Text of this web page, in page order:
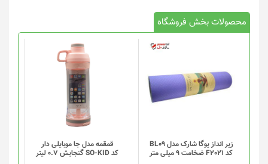
محصولات بخش فروشگاه
زیر انداز یوگا شارک مدل BL09
کد F2021 ضخامت 9 میلی متر
قمقمه مدل جا موبایلی دار
کد SO-KID گنجایش 0.7 لیتر
این
محصول
دارای
انواع
مختلفی
می
باشد.
گزینه
ها